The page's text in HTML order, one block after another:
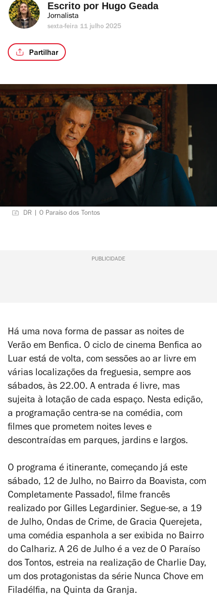
Escrito por Hugo Geada
Jornalista
sexta-feira 11 julho 2025
Partilhar
DR | O Paraíso dos Tontos
PUBLICIDADE
Há uma nova forma de passar as noites de
Verão em Benfica. O ciclo de cinema Benfica ao
Luar está de volta, com sessões ao ar livre em
várias localizações da freguesia, sempre aos
sábados, às 22.00. A entrada é livre, mas
sujeita à lotação de cada espaço. Nesta edição,
a programação centra-se na comédia, com
filmes que prometem noites leves e
descontraídas em parques, jardins e largos.
O programa é itinerante, começando já este
sábado, 12 de Julho, no Bairro da Boavista, com
Completamente Passado!, filme francês
realizado por Gilles Legardinier. Segue-se, a 19
de Julho, Ondas de Crime, de Gracia Querejeta,
uma comédia espanhola a ser exibida no Bairro
do Calhariz. A 26 de Julho é a vez de O Paraíso
dos Tontos, estreia na realização de Charlie Day,
um dos protagonistas da série Nunca Chove em
Filadélfia, na Quinta da Granja.